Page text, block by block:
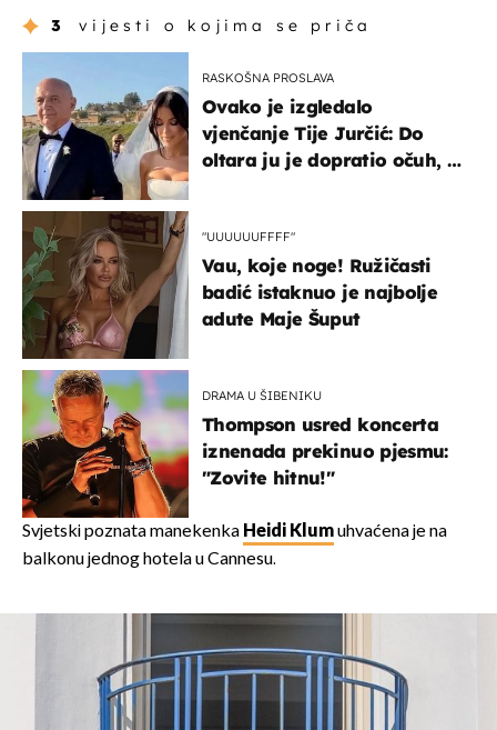
3 vijesti o kojima se priča
RASKOŠNA PROSLAVA
Ovako je izgledalo
vjenčanje Tije Jurčić: Do
oltara ju je dopratio očuh, a
"UUUUUUFFFF"
Vau, koje noge! Ružičasti
badić istaknuo je najbolje
adute Maje Šuput
DRAMA U ŠIBENIKU
Thompson usred koncerta
iznenada prekinuo pjesmu:
"Zovite hitnu!"
Svjetski poznata manekenka Heidi Klumuhvaćena je na
balkonu jednog hotela u Cannesu.